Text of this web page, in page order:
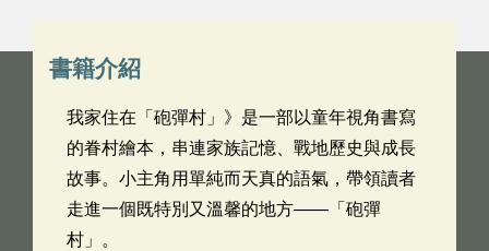
書籍介紹
我家住在「砲彈村」》是一部以童年視角書寫
的眷村繪本，串連家族記憶、戰地歷史與成長
故事。小主角用單純而天真的語氣，帶領讀者
走進一個既特別又溫馨的地方——「砲彈
村」。